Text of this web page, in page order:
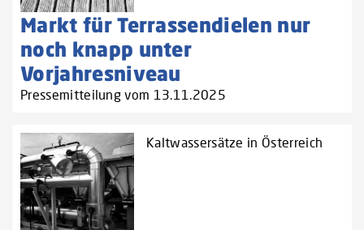
Markt für Terrassendielen nur
noch knapp unter
Vorjahresniveau
Pressemitteilung vom 13.11.2025
Kaltwassersätze in Österreich